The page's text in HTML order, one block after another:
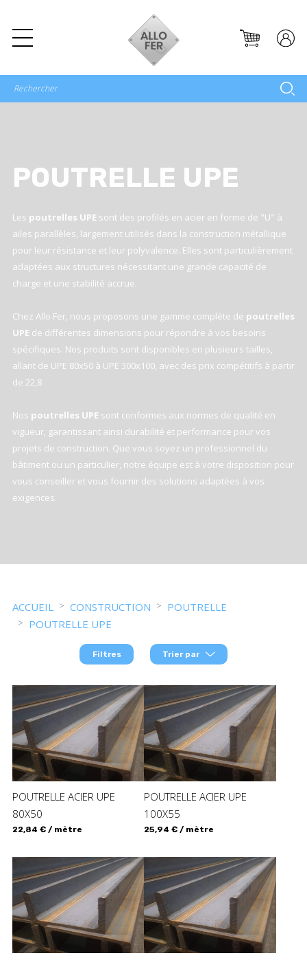
POUTRELLE UPE
Les poutrelles UPE sont des profilés en acier en forme de "U" à
ailes parallèles, largement utilisés dans la construction métallique
pour leur résistance et leur polyvalence. Elles sont particulièrement
adaptées aux structures nécessitant une grande capacité de
charge et une stabilité accrue.
Chez Allo Fer, nous proposons une gamme complète de poutrelles
UPE de différentes dimensions pour répondre à vos besoins
spécifiques. Nos produits sont disponibles en plusieurs tailles,
allant de UPE 80x50 à UPE 300x100, avec des prix compétitifs à partir
de 22,8
Nos poutrelles UPE sont conformes aux normes de qualité en
vigueur, garantissant ainsi durabilité et performance pour vos
projets de construction. Que vous soyez un professionnel du
bâtiment ou un particulier, notre équipe est à votre disposition pour
vous conseiller et vous fournir des solutions adaptées à vos
exigences.
ACCUEIL CONSTRUCTION
POUTRELLE
POUTRELLE UPE
Filtres Trier par
POUTRELLE ACIER UPE
80X50
22,84 € / mètre
POUTRELLE ACIER UPE
100X55
25,94 € / mètre